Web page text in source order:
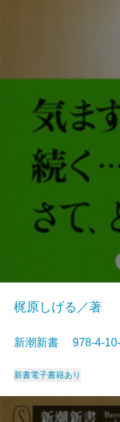
梶原しげる／著
新潮新書 978-4-
新書電子書籍あり